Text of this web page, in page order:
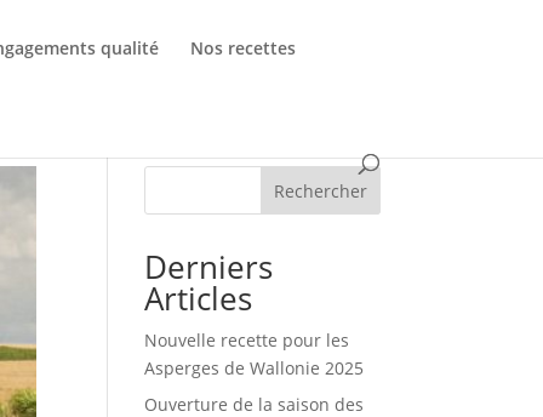
qualité Nos recettes
Rechercher
Derniers
Articles
Nouvelle recette pour les
Asperges de Wallonie 2025
Ouverture de la saison des